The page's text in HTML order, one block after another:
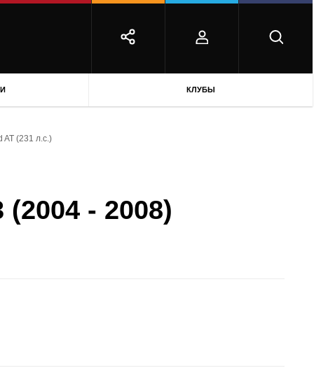
КЛУБЫ
AT (231 л.с.)
(2004 - 2008)